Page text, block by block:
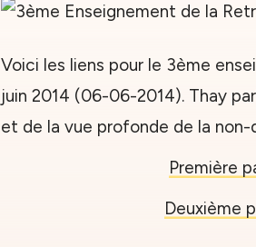
Voici les liens pour le 3ème
juin 2014 (06-06-2014). Thay
et de la vue profonde de la non-
Première
Deuxième